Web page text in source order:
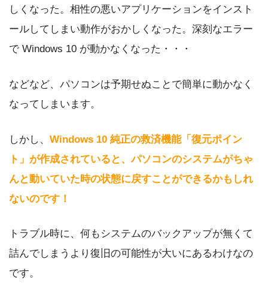
しくなった。相性の悪いアプリケーションをインスト
ールしてしまい動作がおかしくなった。深刻なエラー
で Windows 10 が動かなくなった・・・
などなど、パソコンは予期せぬことで簡単に動かなく
なってしまいます。
しかし、 Windows 10 純正の救済機能「復元ポイン
ト」が作成されていると、パソコンのシステムがちゃ
んと動いていた時の状態に戻すことができるかもしれ
ないのです！
トラブル時に、何もシステムのバックアップが無くて
詰んでしまうより復旧の可能性が大いにあるわけなの
です。